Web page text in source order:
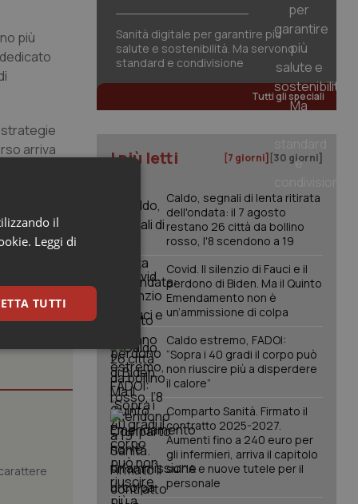
più
strategie
arriva
Sanità digitale per garantire più
salute e sostenibilità. Ma servono
standard e condivisione
Tutti gli speciali
I più letti [7 giorni] [30 giorni]
Caldo, segnali di lenta ritirata
dell'ondata: il 7 agosto
restano 26 città da bollino
rosso, l'8 scendono a 19
Covid. Il silenzio di Fauci e il
perdono di Biden. Ma il Quinto
Emendamento non è
un’ammissione di colpa
Caldo estremo, FADOI:
“Sopra i 40 gradi il corpo può
non riuscire più a disperdere
il calore”
Comparto Sanità. Firmato il
contratto 2025-2027.
Aumenti fino a 240 euro per
gli infermieri, arriva il capitolo
sull'IA e nuove tutele per il
personale
il
Leggi di
TUTTI